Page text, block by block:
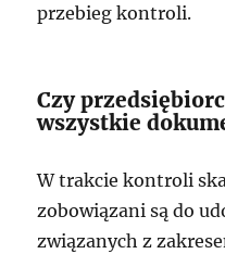
przebieg kontroli.
Czy
wszystkie
W trakcie kontroli
zobowiązani są do
związanych z